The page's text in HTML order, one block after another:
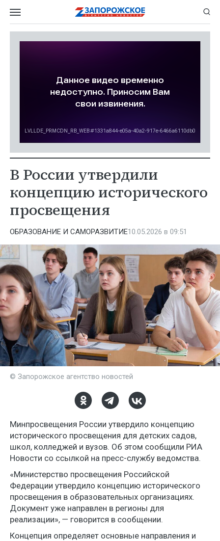
В России утвердили
концепцию исторического
просвещения
ОБРАЗОВАНИЕ И САМОРАЗВИТИЕ10.05.2026 в 09:51
© Запорожское агентство новостей
Минпросвещения России утвердило концепцию
исторического просвещения для детских садов,
школ, колледжей и вузов. Об этом сообщили РИА
Новости со ссылкой на пресс-службу ведомства.
«Министерство просвещения Российской
Федерации утвердило концепцию исторического
просвещения в образовательных организациях.
Документ уже направлен в регионы для
реализации», — говорится в сообщении.
Концепция определяет основные направления и